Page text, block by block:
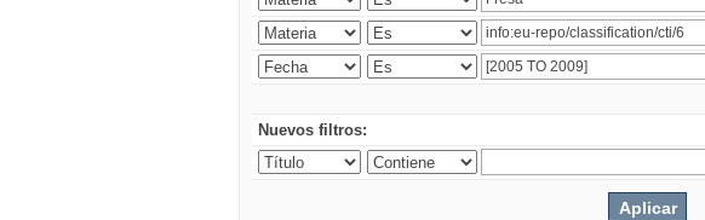
Nuevos filtros: